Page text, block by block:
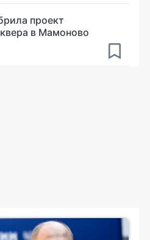
проект
в Мамоново